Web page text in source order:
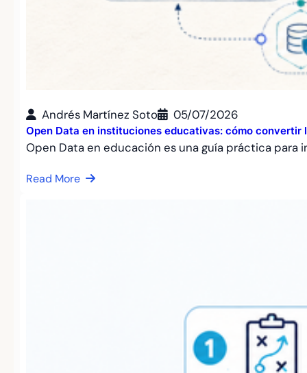
Andrés Martínez Soto 05/07/2026
Open Data en instituciones educativas: cómo
Open Data en educación es una guía práctica para
Read More